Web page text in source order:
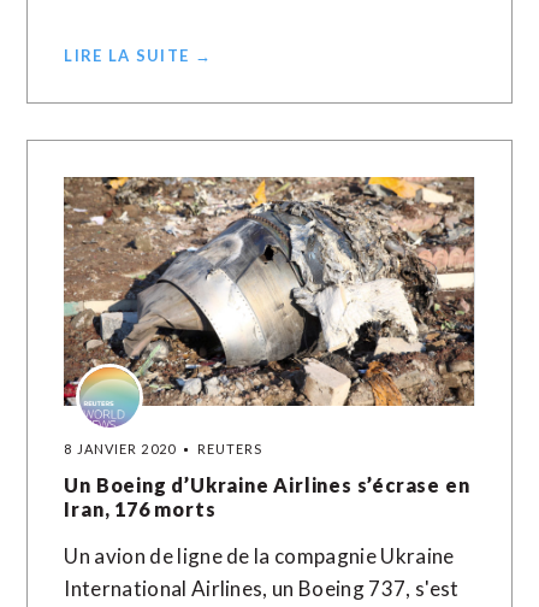
LIRE LA SUITE →
8 JANVIER 2020 REUTERS
Un Boeing d’Ukraine Airlines s’écrase en
Iran, 176 morts
Un avion de ligne de la compagnie Ukraine
International Airlines, un Boeing 737, s'est